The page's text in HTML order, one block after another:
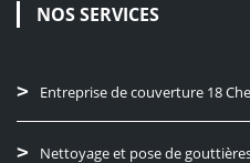
NOS SERVICES
Entreprise de couverture 18
Nettoyage et pose de